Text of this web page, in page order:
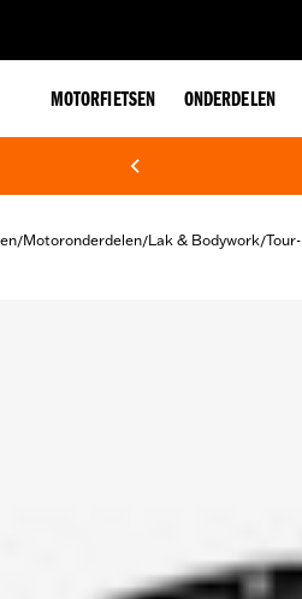
MOTORFIETSEN ONDERDELEN
/Motoronderdelen/Lak & Bodywork/